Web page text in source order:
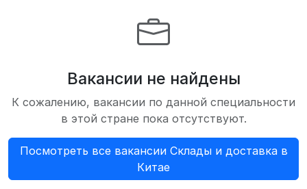
Вакансии не найдены
К сожалению, вакансии по данной специальности
в этой стране пока отсутствуют.
Посмотреть все вакансии Склады и доставка в
Китае